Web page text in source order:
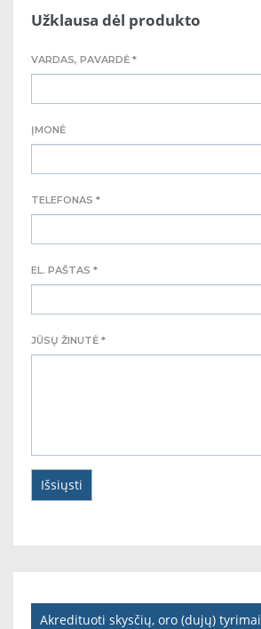
Užklausa dėl produkto
VARDAS, PAVARDĖ *
ĮMONĖ
TELEFONAS *
EL. PAŠTAS *
JŪSŲ ŽINUTĖ *
Akredituoti skysčių, oro (dujų) tyrimai